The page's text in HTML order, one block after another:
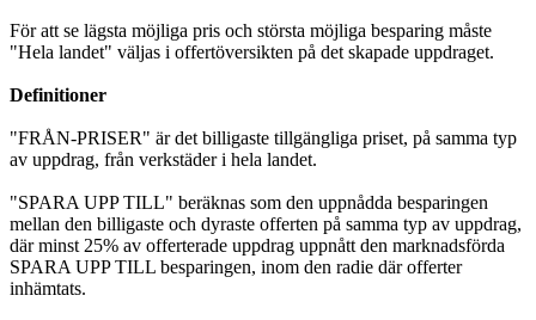
För att se lägsta möjliga pris och största möjliga besparing måste
"Hela landet" väljas i offertöversikten på det skapade uppdraget.
Definitioner
"FRÅN-PRISER" är det billigaste tillgängliga priset, på samma typ
av uppdrag, från verkstäder i hela landet.
"SPARA UPP TILL" beräknas som den uppnådda besparingen
mellan den billigaste och dyraste offerten på samma typ av uppdrag,
där minst 25% av offerterade uppdrag uppnått den marknadsförda
SPARA UPP TILL besparingen, inom den radie där offerter
inhämtats.